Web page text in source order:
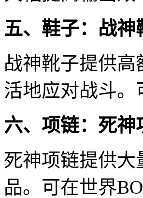
五、鞋子：战神
战神靴子提供
活地应对战斗
六、项链：死神
死神项链提供
品。可在世界